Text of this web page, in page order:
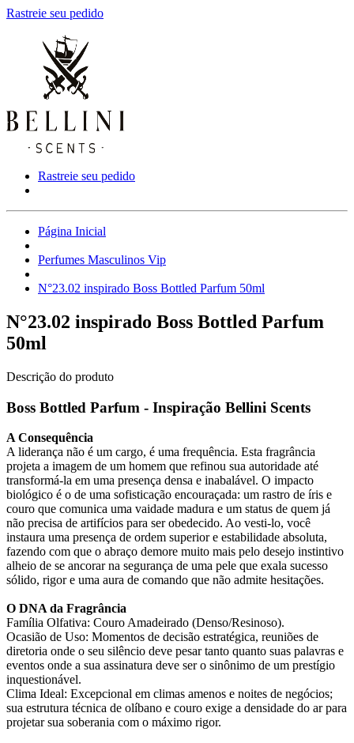
Rastreie seu pedido
Rastreie seu pedido
Página Inicial
Perfumes Masculinos Vip
N°23.02 inspirado Boss Bottled Parfum 50ml
N°23.02 inspirado Boss Bottled Parfum
50ml
Descrição do produto
Boss Bottled Parfum - Inspiração Bellini Scents
A Consequência
A liderança não é um cargo, é uma frequência. Esta fragrância
projeta a imagem de um homem que refinou sua autoridade até
transformá-la em uma presença densa e inabalável. O impacto
biológico é o de uma sofisticação encouraçada: um rastro de íris e
couro que comunica uma vaidade madura e um status de quem já
não precisa de artifícios para ser obedecido. Ao vesti-lo, você
instaura uma presença de ordem superior e estabilidade absoluta,
fazendo com que o abraço demore muito mais pelo desejo instintivo
alheio de se ancorar na segurança de uma pele que exala sucesso
sólido, rigor e uma aura de comando que não admite hesitações.
O DNA da Fragrância
Família Olfativa: Couro Amadeirado (Denso/Resinoso).
Ocasião de Uso: Momentos de decisão estratégica, reuniões de
diretoria onde o seu silêncio deve pesar tanto quanto suas palavras e
eventos onde a sua assinatura deve ser o sinônimo de um prestígio
inquestionável.
Clima Ideal: Excepcional em climas amenos e noites de negócios;
sua estrutura técnica de olíbano e couro exige a densidade do ar para
projetar sua soberania com o máximo rigor.